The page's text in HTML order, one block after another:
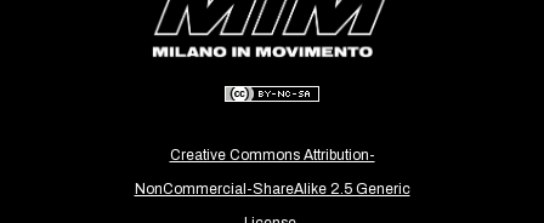
Creative Commons Attribution-
NonCommercial-ShareAlike 2.5 Generic